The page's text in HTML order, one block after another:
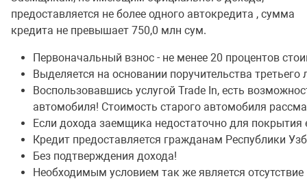
предоставляется не более одного автокредита , сумма
кредита не превышает 750,0 млн сум.
Первоначальный взнос - не менее 20 процентов
Выделяется на основании поручительства
Воспользовавшись услугой Trade In, есть
автомобиля! Стоимость старого автомобиля
Если дохода заемщика недостаточно для
Кредит предоставляется гражданам Республики
Без подтверждения дохода!
Необходимым условием так же является